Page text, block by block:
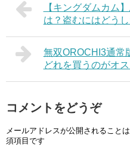
【キングダムカム
は？盗むにはどう
無双OROCHI3通常
どれを買うのがオ
コメントをどうぞ
メールアドレスが公開されることは
須項目です